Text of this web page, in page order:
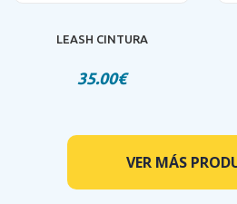
LEASH CINTURA
35.00€
VER MÁS